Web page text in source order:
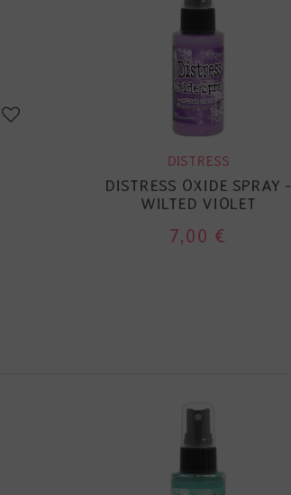
DISTRESS
DISTRESS OXIDE SPRAY -
WILTED VIOLET
7,00 €